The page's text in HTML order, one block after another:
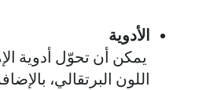
الأدوية
يمكن أن تحوّل أدوية
اللون البرتقالي،